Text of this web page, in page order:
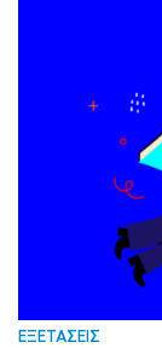
ΕΞΕΤΑΣΕΙΣ